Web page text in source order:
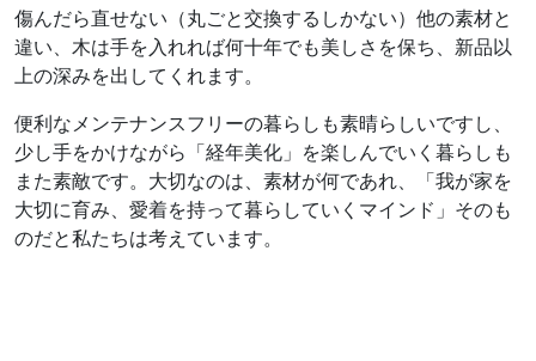
傷んだら直せない（丸ごと交換するしかない）他の素材と
違い、木は手を入れれば何十年でも美しさを保ち、新品以
上の深みを出してくれます。
便利なメンテナンスフリーの暮らしも素晴らしいですし、
少し手をかけながら「経年美化」を楽しんでいく暮らしも
また素敵です。大切なのは、素材が何であれ、「我が家を
大切に育み、愛着を持って暮らしていくマインド」そのも
のだと私たちは考えています。